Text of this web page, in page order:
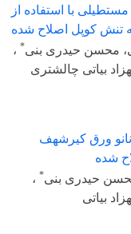
با استفاده از
تنش کوپل اصلاح شده
محسن حیدری بنی* ،
بیاتی چالشتری
ورق کیرشهف
شده
حیدری بنی* ،
بیاتی